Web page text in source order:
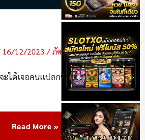
16/12/2023/ภัควลัญชญ์
ได้เจอคนแปลกหน้า การเสี่ยงดวง แส
Read More »